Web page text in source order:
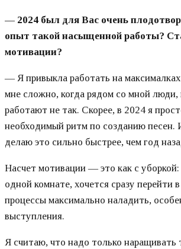
— 2024 был для Вас очень
опыт такой насыщенной работы?
мотивации?
— Я привыкла работать на
мне сложно, когда рядом со мной люди,
работают не так. Скорее, в 2024 я
необходимый ритм по созданию песен.
делаю это сильно быстрее, чем год
Насчет мотивации — это как с уборкой:
одной комнате, хочется сразу перейти
процессы максимально наладить,
выступления.
Я считаю, что надо только